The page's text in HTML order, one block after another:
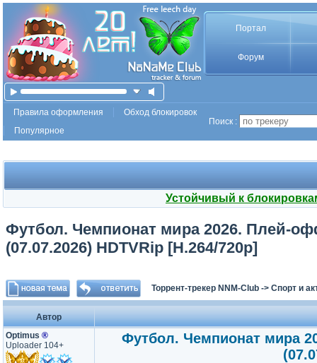
Портал
Форум
Правила оформления
Обход блокировок
Популярное
Поиск :
Устойчивый к
Футбол. Чемпионат мира 2026. Плей-
(07.07.2026) HDTVRip [H.264/720p]
Торрент-трекер NNM-Club -> Спорт и
Автор
Optimus ®
Uploader 104+
Футбол. Чемпионат мира